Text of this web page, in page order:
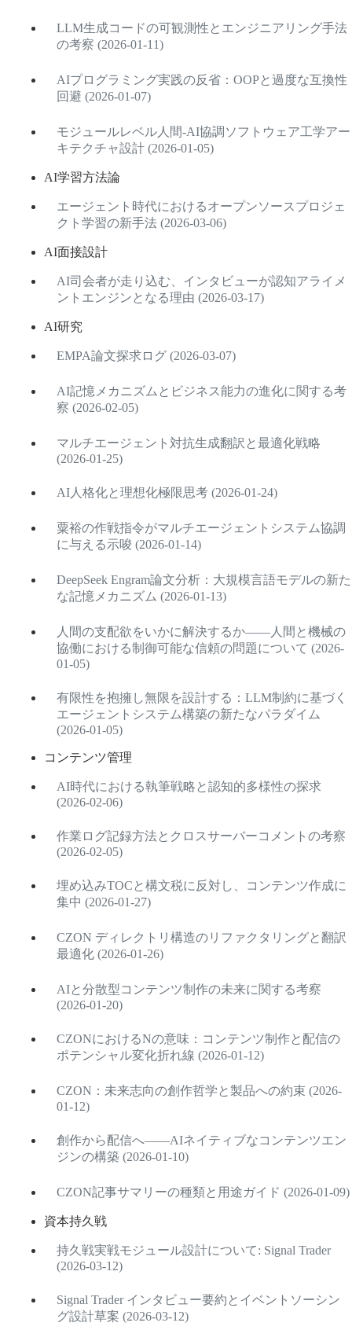
LLM生成コードの可観測性とエンジニアリング手法
の考察 (2026-01-11)
AIプログラミング実践の反省：OOPと過度な互換性
回避 (2026-01-07)
モジュールレベル人間-AI協調ソフトウェア工学アー
キテクチャ設計 (2026-01-05)
AI学習方法論
エージェント時代におけるオープンソースプロジェ
クト学習の新手法 (2026-03-06)
AI面接設計
AI司会者が走り込む、インタビューが認知アライメ
ントエンジンとなる理由 (2026-03-17)
AI研究
EMPA論文探求ログ (2026-03-07)
AI記憶メカニズムとビジネス能力の進化に関する考
察 (2026-02-05)
マルチエージェント対抗生成翻訳と最適化戦略
(2026-01-25)
AI人格化と理想化極限思考 (2026-01-24)
粟裕の作戦指令がマルチエージェントシステム協調
に与える示唆 (2026-01-14)
DeepSeek Engram論文分析：大規模言語モデルの新た
な記憶メカニズム (2026-01-13)
人間の支配欲をいかに解決するか——人間と機械の
協働における制御可能な信頼の問題について (2026-
01-05)
有限性を抱擁し無限を設計する：LLM制約に基づく
エージェントシステム構築の新たなパラダイム
(2026-01-05)
コンテンツ管理
AI時代における執筆戦略と認知的多様性の探求
(2026-02-06)
作業ログ記録方法とクロスサーバーコメントの考察
(2026-02-05)
埋め込みTOCと構文税に反対し、コンテンツ作成に
集中 (2026-01-27)
CZON ディレクトリ構造のリファクタリングと翻訳
最適化 (2026-01-26)
AIと分散型コンテンツ制作の未来に関する考察
(2026-01-20)
CZONにおけるNの意味：コンテンツ制作と配信の
ポテンシャル変化折れ線 (2026-01-12)
CZON：未来志向の創作哲学と製品への約束 (2026-
01-12)
創作から配信へ――AIネイティブなコンテンツエン
ジンの構築 (2026-01-10)
CZON記事サマリーの種類と用途ガイド (2026-01-09)
資本持久戦
持久戦実戦モジュール設計について: Signal Trader
(2026-03-12)
Signal Trader インタビュー要約とイベントソーシン
グ設計草案 (2026-03-12)